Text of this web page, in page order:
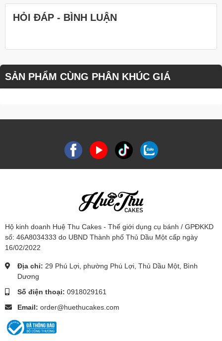
HỎI ĐÁP - BÌNH LUẬN
SẢN PHẨM CÙNG PHÂN KHÚC GIÁ
Hộ kinh doanh Huệ Thu Cakes - Thế giới dụng cụ bánh / GPĐKKD
số: 46A8034333 do UBND Thành phố Thủ Dầu Một cấp ngày
16/02/2022
Địa chỉ: 29 Phú Lợi, phường Phú Lợi, Thủ Dầu Một, Bình
Dương
Số điện thoại: 0918029161
Email: order@huethucakes.com